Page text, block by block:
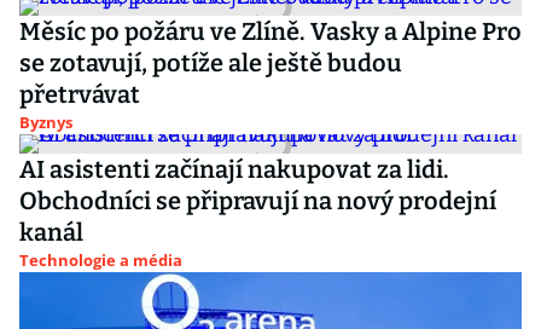
Měsíc po požáru ve Zlíně. Vasky a Alpine Pro
se zotavují, potíže ale ještě budou
přetrvávat
Byznys
AI asistenti začínají nakupovat za lidi.
Obchodníci se připravují na nový prodejní
kanál
Technologie a média